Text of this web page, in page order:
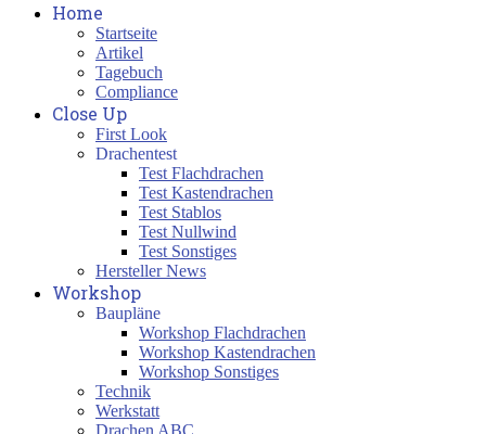
Home
Startseite
Artikel
Tagebuch
Compliance
Close Up
First Look
Drachentest
Test Flachdrachen
Test Kastendrachen
Test Stablos
Test Nullwind
Test Sonstiges
Hersteller News
Workshop
Baupläne
Workshop Flachdrachen
Workshop Kastendrachen
Workshop Sonstiges
Technik
Werkstatt
Drachen ABC